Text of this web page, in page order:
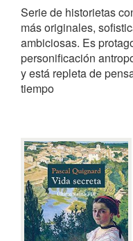
Serie de historietas
más originales,
ambiciosas. Es
personificación
y está repleta de
tiempo